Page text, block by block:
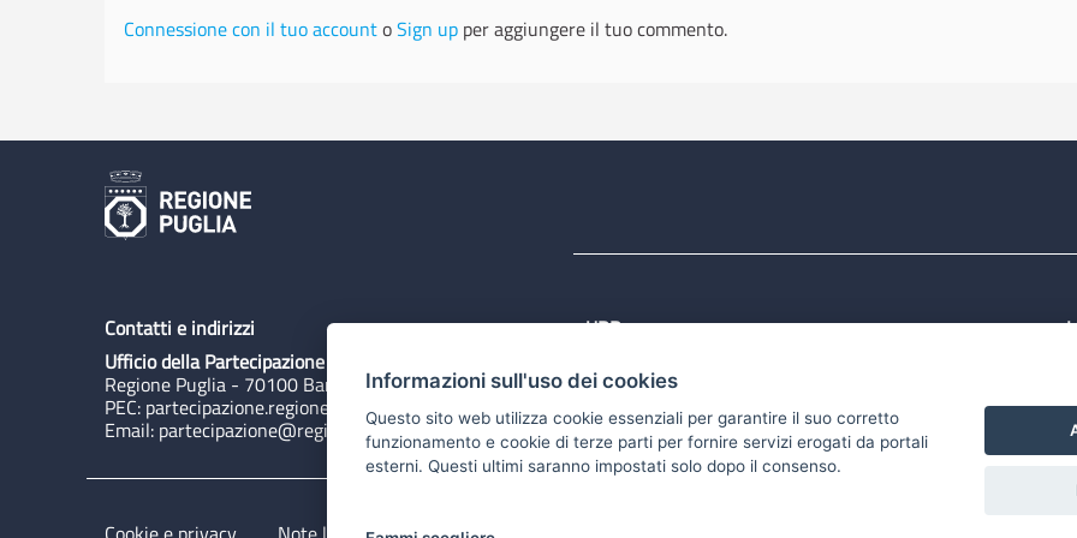
Connessione con il tuo accountoSign up per aggiungere il tuo commento.
Contatti e indirizzi
Ufficio della Partecipazione
Regione Puglia - 70100 Bari, Lungomare N. Sauro 31
PEC: partecipazione.regione@pec.rupar.puglia.it
Email: partecipazione@regione.puglia.it
URP
Email:quiregione@regione.puglia.it
Rubrica
Informazioni sull'uso dei cookies
Questo sito web utilizza cookie essenziali per garantire il suo corretto
funzionamento e cookie di terze parti per fornire servizi erogati da portali
esterni. Questi ultimi saranno impostati solo dopo il consenso.